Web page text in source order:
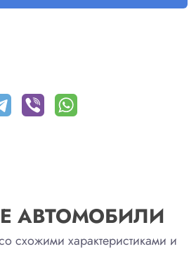
АВТОМОБИЛИ
схожими характеристиками и